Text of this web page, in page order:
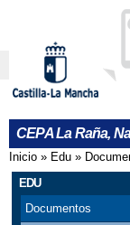
CEPA La Raña,
Se
Inicio » Edu »
EDU
Documentos